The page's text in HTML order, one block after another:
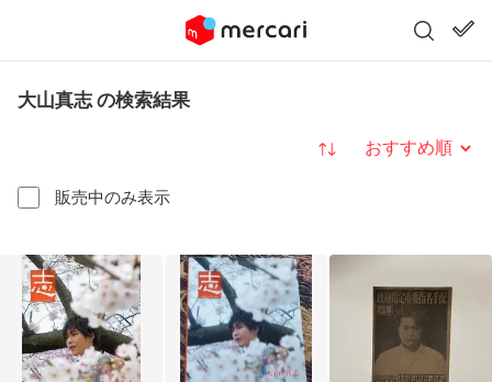
大山真志 の検索結果
販売中のみ表示
並び替え